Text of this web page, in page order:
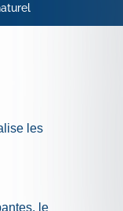
les
le